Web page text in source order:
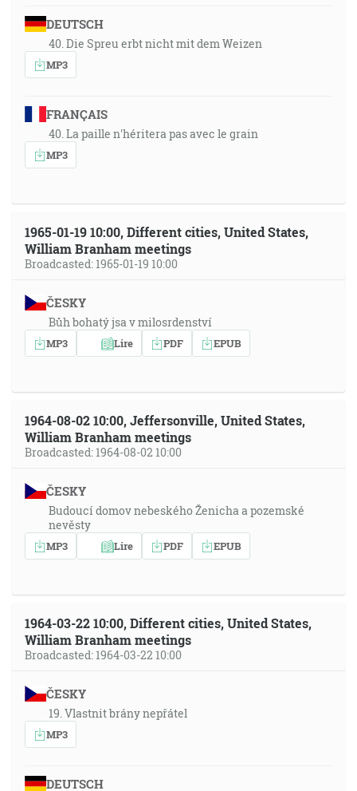
DEUTSCH
40. Die Spreu erbt nicht mit dem Weizen
MP3
FRANÇAIS
40. La paille n'héritera pas avec le grain
MP3
1965-01-19 10:00, Different cities, United States,
William Branham meetings
Broadcasted: 1965-01-19 10:00
ČESKY
Bůh bohatý jsa v milosrdenství
MP3 Lire PDF EPUB
1964-08-02 10:00, Jeffersonville, United States,
William Branham meetings
Broadcasted: 1964-08-02 10:00
ČESKY
Budoucí domov nebeského Ženicha a pozemské
nevěsty
MP3 Lire PDF EPUB
1964-03-22 10:00, Different cities, United States,
William Branham meetings
Broadcasted: 1964-03-22 10:00
ČESKY
19. Vlastnit brány nepřátel
MP3
DEUTSCH